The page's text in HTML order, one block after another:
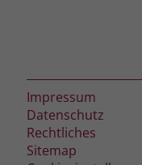
Impressum
Datenschutz
Rechtliches
Sitemap